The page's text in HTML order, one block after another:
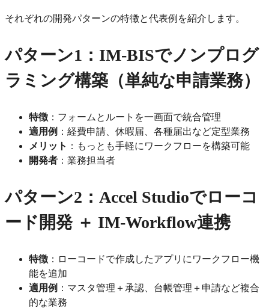
それぞれの開発パターンの特徴と代表例を紹介します。
パターン1：IM-BISでノンプログ
ラミング構築（単純な申請業務）
特徴 ：フォームとルートを一画面で統合管理
適用例 ：経費申請、休暇届、各種届出など定型業務
メリット ：もっとも手軽にワークフローを構築可能
開発者 ：業務担当者
パターン2：Accel Studioでローコ
ード開発 ＋ IM-Workflow連携
特徴 ：ローコードで作成したアプリにワークフロー機
能を追加
適用例 ：マスタ管理＋承認、台帳管理＋申請など複合
的な業務